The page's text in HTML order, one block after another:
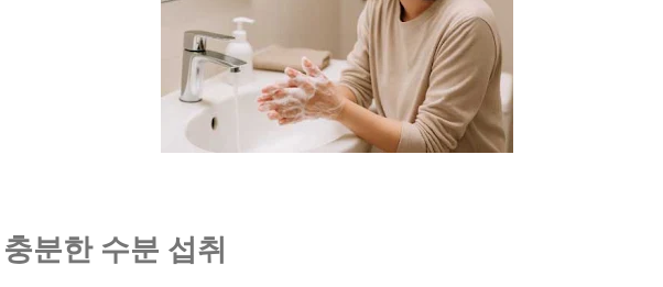
분한 수분 섭취